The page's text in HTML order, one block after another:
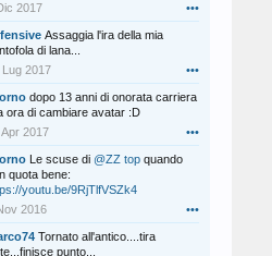
2017
•••
Assaggia l'ira della mia
di lana...
Lug 2017
•••
dopo 13 anni di onorata carriera
ora di cambiare avatar :D
Apr 2017
•••
Le scuse di @ZZ top quando
quota bene:
youtu.be/9RjTlfVSZk4
2016
•••
Tornato all'antico....tira
punto...